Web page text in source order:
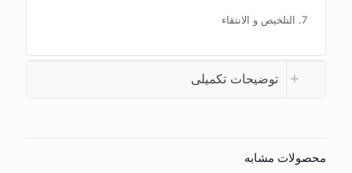
7. التلخیص و الانتقاء
توضیحات تکمیلی
محصولات مشابه